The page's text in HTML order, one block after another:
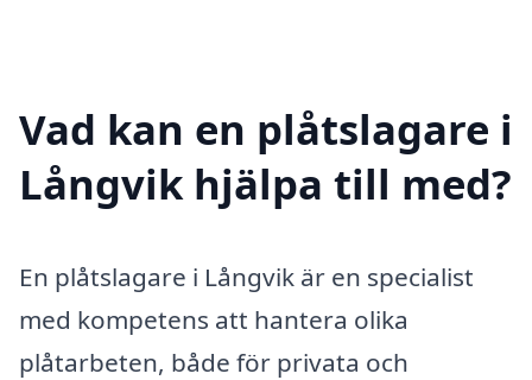
Vad kan en plåtslagare i
Långvik hjälpa till med?
En plåtslagare i Långvik är en specialist
med kompetens att hantera olika
plåtarbeten, både för privata och